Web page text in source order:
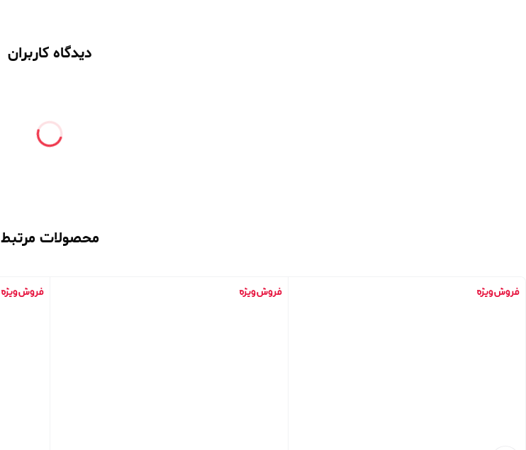
دیدگاه کاربران
محصولات مرتبط